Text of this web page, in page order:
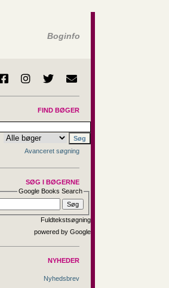
Boginfo
FIND BØGER
Avanceret søgning
SØG I BØGERNE
Google Books Search
Fuldtekstsøgning
NYHEDER
Nyhedsbrev